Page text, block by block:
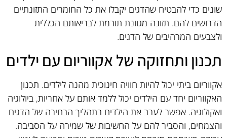
שונים כדי להבטיח שהדגים יקבלו את כל החומרים התזונתיים
הדרושים להם. תזונה מגוונת תורמת לבריאותם הכללית
ולצבעים המרהיבים של הדגים.
תכנון ותחזוקה של אקווריום עם ילדים
אקווריום ביתי יכול להיות חוויה חינוכית מהנה לילדים. תכנון
האקווריום יחד עם הילדים יכול ללמד אותם על אחריות, ביולוגיה
ואקולוגיה. אפשר לערב את הילדים בתהליך הבחירה של הדגים
והצמחים, והסביר להם על החשיבות של שמירה על הסביבה.